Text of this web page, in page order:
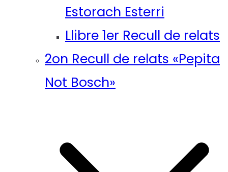
Estorach Esterri
Llibre 1er Recull de relats
2on Recull de relats «Pepita
Not Bosch»